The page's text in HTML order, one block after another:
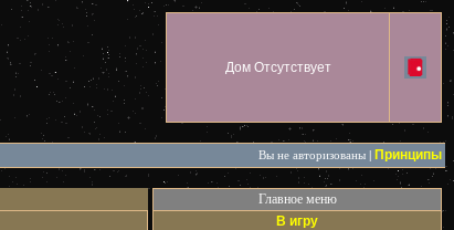
Дом Отсутствует
Вы не авторизованы | Принципы
Главное меню
В игру